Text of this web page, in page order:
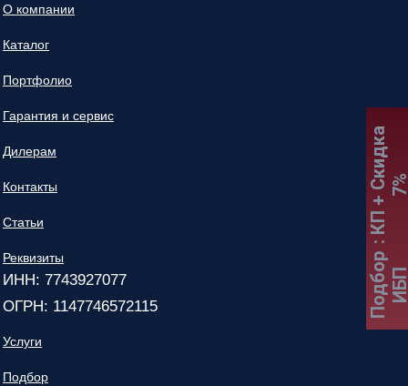
О компании
Каталог
Портфолио
Гарантия и сервис
Дилерам
Контакты
Статьи
Реквизиты
ИНН: 7743927077
ОГРН: 1147746572115
Услуги
Подбор
Подбор
:
К
П
+
С
к
и
д
к
а
7